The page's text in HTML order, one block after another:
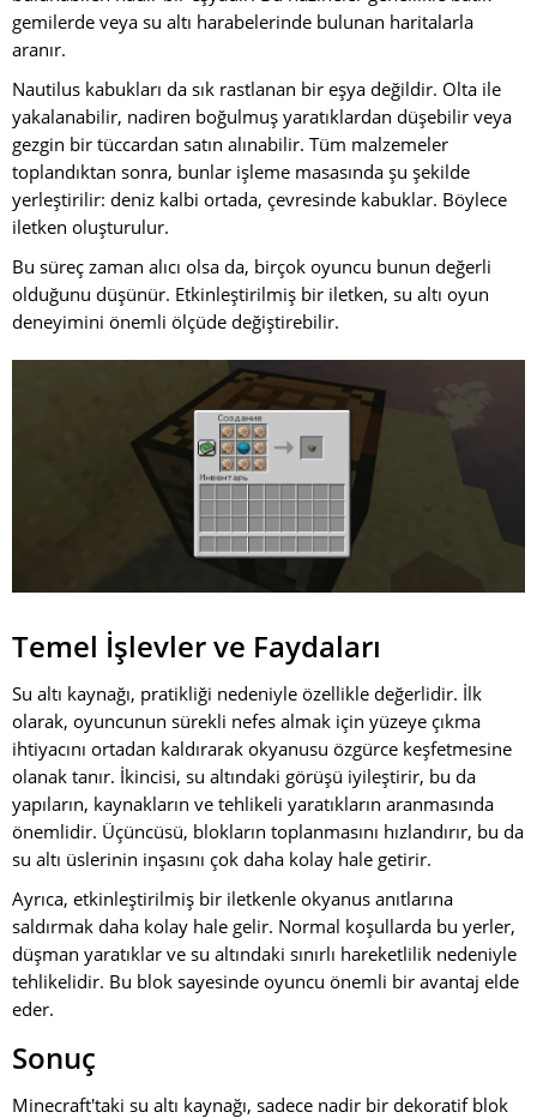
gemilerde veya su altı harabelerinde bulunan haritalarla
aranır.
Nautilus kabukları da sık rastlanan bir eşya değildir. Olta ile
yakalanabilir, nadiren boğulmuş yaratıklardan düşebilir veya
gezgin bir tüccardan satın alınabilir. Tüm malzemeler
toplandıktan sonra, bunlar işleme masasında şu şekilde
yerleştirilir: deniz kalbi ortada, çevresinde kabuklar. Böylece
iletken oluşturulur.
Bu süreç zaman alıcı olsa da, birçok oyuncu bunun değerli
olduğunu düşünür. Etkinleştirilmiş bir iletken, su altı oyun
deneyimini önemli ölçüde değiştirebilir.
Temel İşlevler ve Faydaları
Su altı kaynağı, pratikliği nedeniyle özellikle değerlidir. İlk
olarak, oyuncunun sürekli nefes almak için yüzeye çıkma
ihtiyacını ortadan kaldırarak okyanusu özgürce keşfetmesine
olanak tanır. İkincisi, su altındaki görüşü iyileştirir, bu da
yapıların, kaynakların ve tehlikeli yaratıkların aranmasında
önemlidir. Üçüncüsü, blokların toplanmasını hızlandırır, bu da
su altı üslerinin inşasını çok daha kolay hale getirir.
Ayrıca, etkinleştirilmiş bir iletkenle okyanus anıtlarına
saldırmak daha kolay hale gelir. Normal koşullarda bu yerler,
düşman yaratıklar ve su altındaki sınırlı hareketlilik nedeniyle
tehlikelidir. Bu blok sayesinde oyuncu önemli bir avantaj elde
eder.
Sonuç
Minecraft'taki su altı kaynağı, sadece nadir bir dekoratif blok